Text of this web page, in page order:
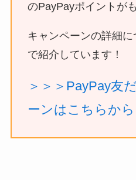
のPayPayポイントが
キャンペーンの詳細
で紹介しています！
＞＞＞PayPay友
ーンはこちらから